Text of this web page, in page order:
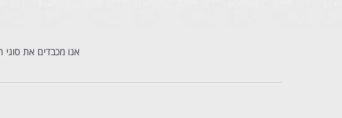
אנו מכבדים את סוגי